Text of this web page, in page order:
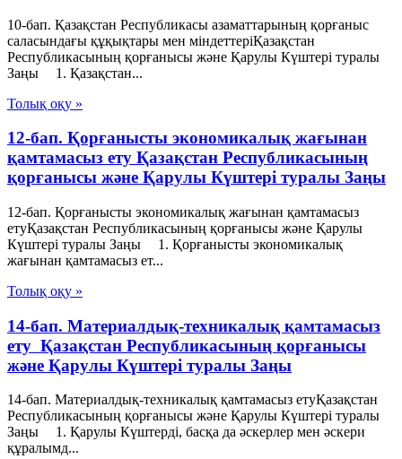
10-бап. Қазақстан Республикасы азаматтарының қорғаныс
саласындағы құқықтары мен міндеттеріҚазақстан
Республикасының қорғанысы және Қарулы Күштері туралы
Заңы 1. Қазақстан...
Толық оқу »
12-бап. Қорғанысты экономикалық жағынан
қамтамасыз ету Қазақстан Республикасының
қорғанысы және Қарулы Күштері туралы Заңы
12-бап. Қорғанысты экономикалық жағынан қамтамасыз
етуҚазақстан Республикасының қорғанысы және Қарулы
Күштері туралы Заңы 1. Қорғанысты экономикалық
жағынан қамтамасыз ет...
Толық оқу »
14-бап. Материалдық-техникалық қамтамасыз
ету Қазақстан Республикасының қорғанысы
және Қарулы Күштері туралы Заңы
14-бап. Материалдық-техникалық қамтамасыз етуҚазақстан
Республикасының қорғанысы және Қарулы Күштері туралы
Заңы 1. Қарулы Күштердi, басқа да әскерлер мен әскери
құралымд...